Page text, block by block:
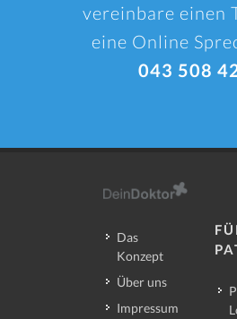
vereinbare einen
eine Online
043 508
Das
Konzept
Über uns
Impressum